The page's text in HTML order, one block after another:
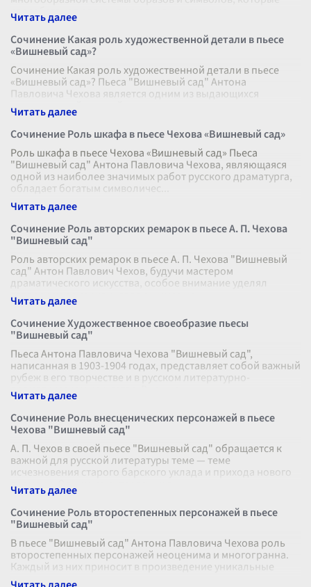
способствуют раскрытию основных тем и ко
Сочинение Какая роль художественной детали в пьесе
«Вишневый сад»?
Сочинение Какая роль художественной детали в пьесе
«Вишневый сад»? Пьеса "Вишневый сад" Антона
Павловича Чехова является одним из выдающихся
произведений русской литературы, в ко
Сочинение Роль шкафа в пьесе Чехова «Вишневый сад»
Роль шкафа в пьесе Чехова «Вишневый сад» Пьеса
"Вишневый сад" Антона Павловича Чехова, являющаяся
одной из наиболее значимых работ русского драматурга,
обладает богатым символичес
Сочинение Роль авторских ремарок в пьесе А. П. Чехова
"Вишневый сад"
Роль авторских ремарок в пьесе А. П. Чехова "Вишневый
сад" Антон Павлович Чехов, будучи мастером
драматического искусства, особое внимание уделял
авторским ремаркам, являющимся не
Сочинение Художественное своеобразие пьесы
"Вишневый сад"
Пьеса Антона Павловича Чехова "Вишневый сад",
написанная в 1903-1904 годах, представляет собой важный
рубеж в его творчестве и в русском литературно-
драматическом искусстве. Внешне
Сочинение Роль внесценических персонажей в пьесе
Чехова "Вишневый сад"
А. П. Чехов в своей пьесе "Вишневый сад" обращается к
важной для русской литературы теме — теме
исчезновения старого барского уклада и прихода нового
времени. Одним из интересных а
Сочинение Роль второстепенных персонажей в пьесе
"Вишневый сад"
В пьесе "Вишневый сад" Антона Павловича Чехова роль
второстепенных персонажей неоценима и многогранна.
Каждый из них приносит в произведение уникальные
оттенки, раскрывая центральн